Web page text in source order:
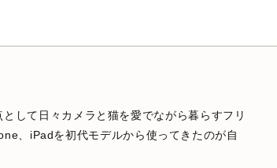
して日々カメラと猫を愛でながら暮らすフリ
、iPadを初代モデルから使ってきたのが自